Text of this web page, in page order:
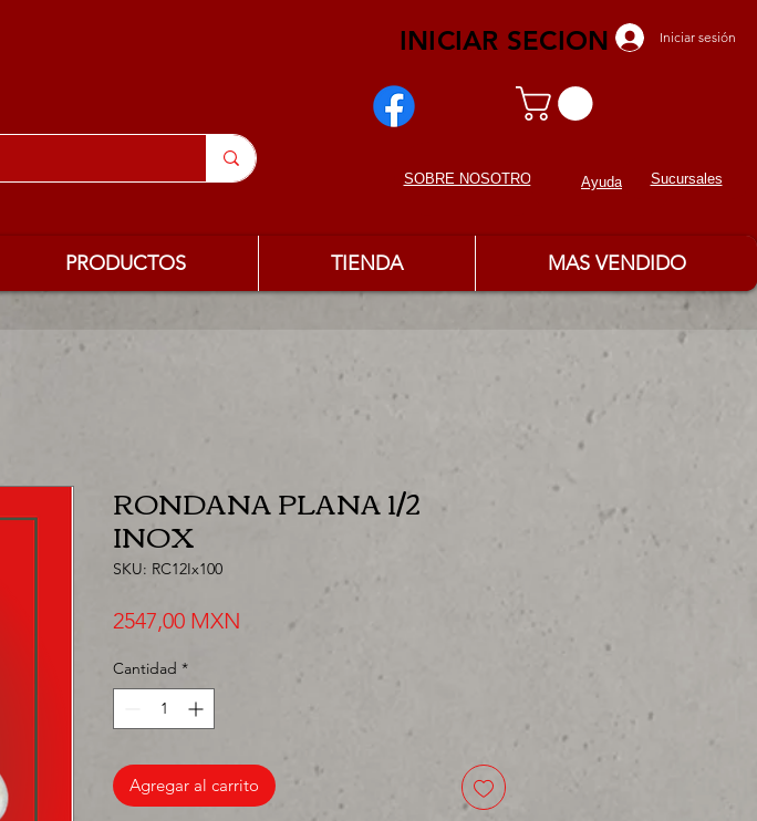
Iniciar sesión
INICIAR SECION
SOBRE NOSOTROS Ayuda Sucursales
PRODUCTOS TIENDA MAS VENDIDO
RONDANA PLANA 1/2
INOX
SKU: RC12Ix100
2547,00 MXN Precio
Cantidad *
Agregar al carrito